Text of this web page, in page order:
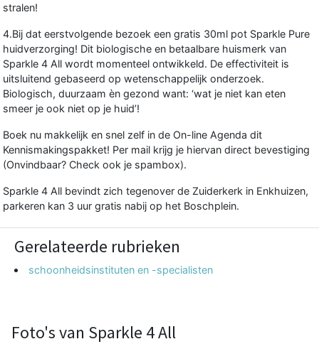
stralen!
4.Bij dat eerstvolgende bezoek een gratis 30ml pot Sparkle Pure
huidverzorging! Dit biologische en betaalbare huismerk van
Sparkle 4 All wordt momenteel ontwikkeld. De effectiviteit is
uitsluitend gebaseerd op wetenschappelijk onderzoek.
Biologisch, duurzaam èn gezond want: ‘wat je niet kan eten
smeer je ook niet op je huid’!
Boek nu makkelijk en snel zelf in de On-line Agenda dit
Kennismakingspakket! Per mail krijg je hiervan direct bevestiging
(Onvindbaar? Check ook je spambox).
Sparkle 4 All bevindt zich tegenover de Zuiderkerk in Enkhuizen,
parkeren kan 3 uur gratis nabij op het Boschplein.
Gerelateerde rubrieken
schoonheidsinstituten en -specialisten
Foto's van Sparkle 4 All